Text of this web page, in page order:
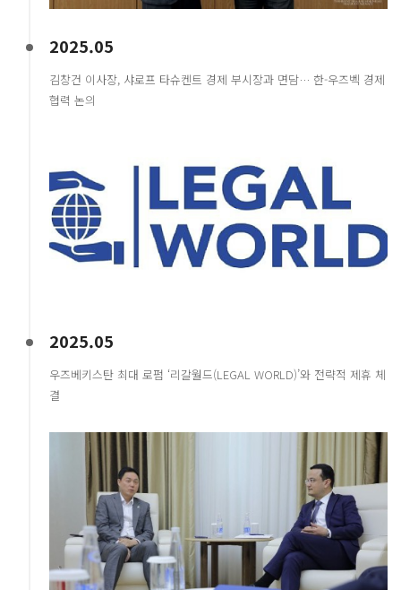
2025.05
김창건 이사장, 샤로프 타슈켄트 경제 부시장과 면담… 한-우즈벡 경제
협력 논의
2025.05
우즈베키스탄 최대 로펌 ‘리갈월드(LEGAL WORLD)’와 전략적 제휴 체
결